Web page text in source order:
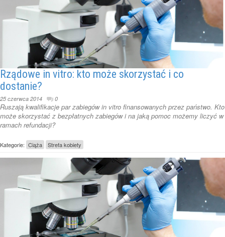
Rządowe in vitro: kto może skorzystać i co
dostanie?
25 czerwca 2014 0
Ruszają kwalifikacje par zabiegów in vitro finansowanych przez państwo. Kto
może skorzystać z bezpłatnych zabiegów i na jaką pomoc możemy liczyć w
ramach refundacji?
Kategorie: Ciąża Strefa kobiety